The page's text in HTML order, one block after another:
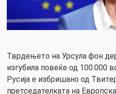
Тврдењето на Урсула фон
изгубила повеќе од 100.000
Русија е избришано од
претседателката на